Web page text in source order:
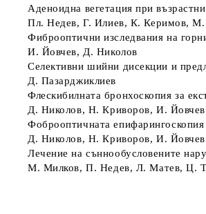
Аденоидна вегетация при
Пл. Недев, Г. Илиев, К. Керимов, М.
Фиброоптични изследвания на
И. Йовчев, Д. Николов
Селективни шийни дисекции и
Д. Пазарджиклиев
Флескибилната бронхоскопия за
Д. Николов, Н. Криворов, И. Йовчев
Фоброоптичната
Д. Николов, Н. Криворов, И. Йовчев
Лечение на съннообусловените
М. Милков, П. Недев, Л. Матев, Ц.